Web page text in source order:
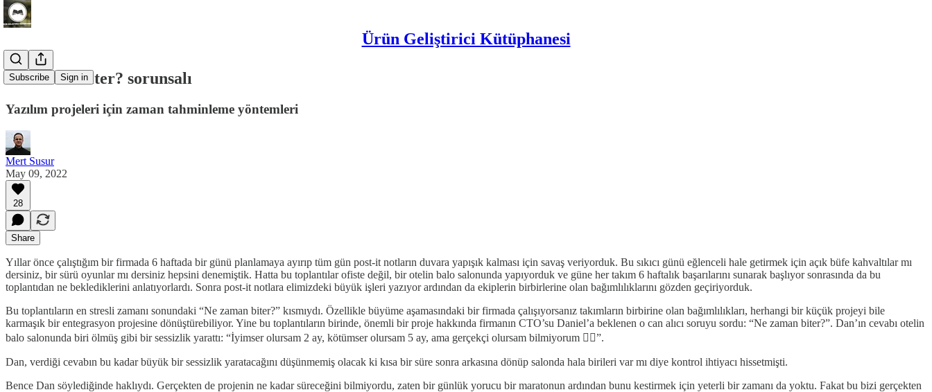
Ürün Geliştirici Kütüphanesi
Subscribe Sign in
Ne zaman biter? sorunsalı
Yazılım projeleri için zaman tahminleme yöntemleri
Mert Susur
May 09, 2022
28
Share
Yıllar önce çalıştığım bir firmada 6 haftada bir günü planlamaya ayırıp tüm gün post-it notların duvara yapışık kalması için savaş veriyorduk. Bu sıkıcı günü eğlenceli hale getirmek için açık büfe kahvaltılar mı
dersiniz, bir sürü oyunlar mı dersiniz hepsini denemiştik. Hatta bu toplantılar ofiste değil, bir otelin balo salonunda yapıyorduk ve güne her takım 6 haftalık başarılarını sunarak başlıyor sonrasında da bu
toplantıdan ne beklediklerini anlatıyorlardı. Sonra post-it notlara elimizdeki büyük işleri yazıyor ardından da ekiplerin birbirlerine olan bağımlılıklarını gözden geçiriyorduk.
Bu toplantıların en stresli zamanı sonundaki “Ne zaman biter?” kısmıydı. Özellikle büyüme aşamasındaki bir firmada çalışıyorsanız takımların birbirine olan bağımlılıkları, herhangi bir küçük projeyi bile
karmaşık bir entegrasyon projesine dönüştürebiliyor. Yine bu toplantıların birinde, önemli bir proje hakkında firmanın CTO’su Daniel’a beklenen o can alıcı soruyu sordu: “Ne zaman biter?”. Dan’ın cevabı otelin
balo salonunda biri ölmüş gibi bir sessizlik yarattı: “İyimser olursam 2 ay, kötümser olursam 5 ay, ama gerçekçi olursam bilmiyorum 🤷‍♂️”.
Dan, verdiği cevabın bu kadar büyük bir sessizlik yaratacağını düşünmemiş olacak ki kısa bir süre sonra arkasına dönüp salonda hala birileri var mı diye kontrol ihtiyacı hissetmişti.
Bence Dan söylediğinde haklıydı. Gerçekten de projenin ne kadar süreceğini bilmiyordu, zaten bir günlük yorucu bir maratonun ardından bunu kestirmek için yeterli bir zamanı da yoktu. Fakat bu bizi gerçekten